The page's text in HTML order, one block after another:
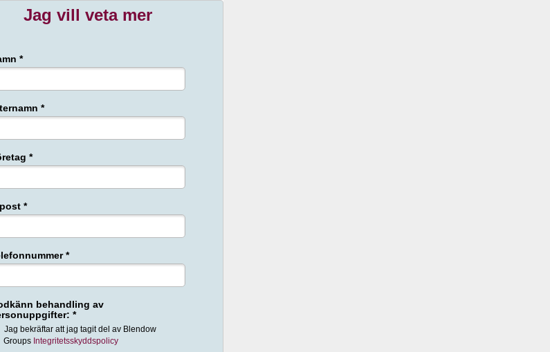
Jag vill veta mer
*
*
*
*
*
behandling av
*
Jag bekräftar att jag tagit del av Blendow
Groups Integritetsskyddspolicy